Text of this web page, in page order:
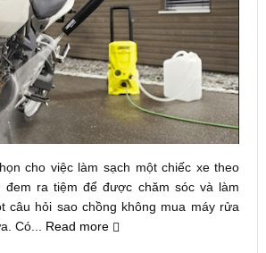
cho việc làm sạch một chiếc xe theo
đem ra tiệm để được chăm sóc và làm
câu hỏi sao chồng không mua máy rửa
Có... Read more